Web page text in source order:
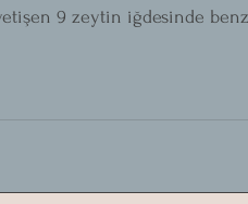
9 zeytin iğdesinde